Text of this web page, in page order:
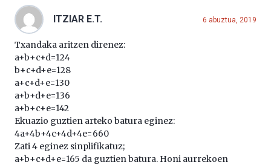
ITZIAR E.T. 6 abuztua, 2019
Txandaka aritzen direnez:
a+b+c+d=124
b+c+d+e=128
a+c+d+e=130
a+b+d+e=136
a+b+c+e=142
Ekuazio guztien arteko batura eginez:
4a+4b+4c+4d+4e=660
Zati 4 eginez sinplifikatuz;
a+b+c+d+e=165 da guztien batura. Honi aurrekoen